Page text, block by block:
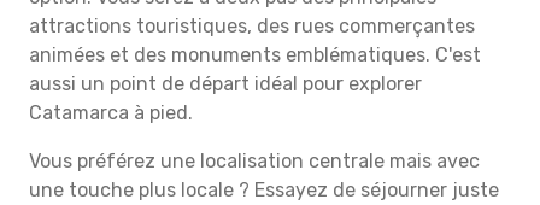
attractions touristiques, des rues commerçantes
animées et des monuments emblématiques. C'est
aussi un point de départ idéal pour explorer
Catamarca à pied.
Vous préférez une localisation centrale mais avec
une touche plus locale ? Essayez de séjourner juste